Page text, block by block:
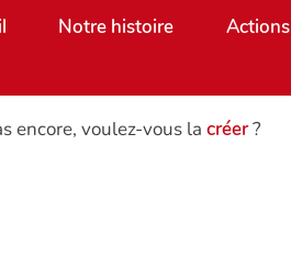
Notre histoire Actions
encore, voulez-vous la créer?